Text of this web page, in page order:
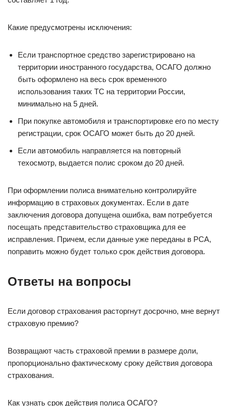
Какие предусмотрены исключения:
Если транспортное средство зарегистрировано на
территории иностранного государства, ОСАГО должно
быть оформлено на весь срок временного
использования таких ТС на территории России,
минимально на 5 дней.
При покупке автомобиля и транспортировке его по месту
регистрации, срок ОСАГО может быть до 20 дней.
Если автомобиль направляется на повторный
техосмотр, выдается полис сроком до 20 дней.
При оформлении полиса внимательно контролируйте
информацию в страховых документах. Если в дате
заключения договора допущена ошибка, вам потребуется
посещать представительство страховщика для ее
исправления. Причем, если данные уже переданы в РСА,
поправить можно будет только срок действия договора.
Ответы на вопросы
Если договор страхования расторгнут досрочно, мне вернут
страховую премию?
Возвращают часть страховой премии в размере доли,
пропорционально фактическому сроку действия договора
страхования.
Как узнать срок действия полиса ОСАГО?